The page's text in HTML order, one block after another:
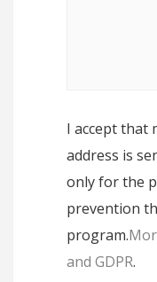
I accept that
address is
only for the
prevention
program.
and GDPR.